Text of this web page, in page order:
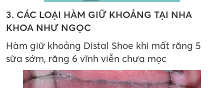
3. CÁC LOẠI HÀM GIỮ KHOẢNG TẠI NHA
KHOA NHƯ NGỌC
Hàm giữ khoảng Distal Shoe khi mất răng 5
sữa sớm, răng 6 vĩnh viễn chưa mọc